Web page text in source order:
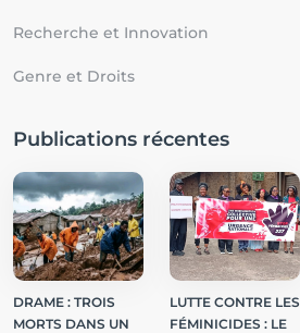
Recherche et Innovation
Genre et Droits
Publications récentes
DRAME : TROIS
MORTS DANS UN
LUTTE CONTRE LES
FÉMINICIDES : LE